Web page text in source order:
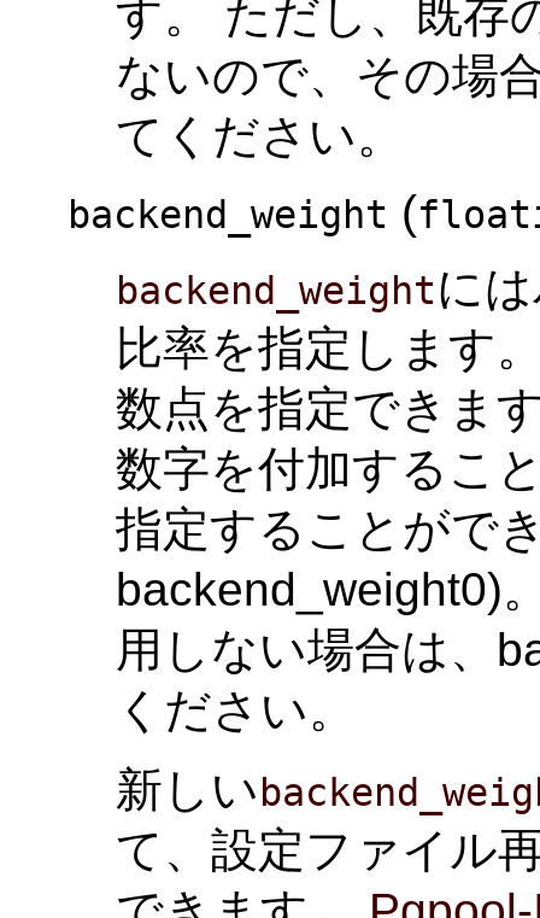
す。 ただし、既存
ないので、その場
てください。
backend_weight (
backend_weightに
比率を指定します
数点を指定できま
数字を付加するこ
指定することがで
backend_weight0)
用しない場合は、
ください。
新しい
て、設定ファイル